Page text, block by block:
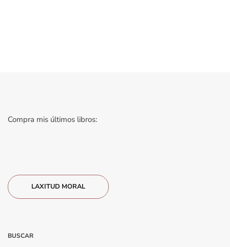
Compra mis últimos libros:
LAXITUD MORAL
BUSCAR